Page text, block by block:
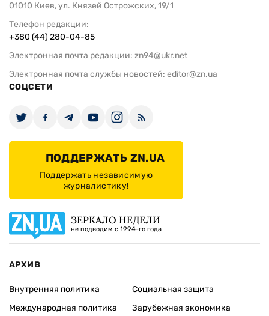
01010 Киев, ул. Князей Острожских, 19/1
Телефон редакции:
+380 (44) 280-04-85
Электронная почта редакции: zn94@ukr.net
Электронная почта службы новостей: editor@zn.ua
СОЦСЕТИ
ПОДДЕРЖАТЬ ZN.UA
Поддержать независимую
журналистику!
ЗЕРКАЛО НЕДЕЛИ
не подводим с 1994-го года
АРХИВ
Внутренняя политика
Международная политика
Социальная защита
Зарубежная экономика